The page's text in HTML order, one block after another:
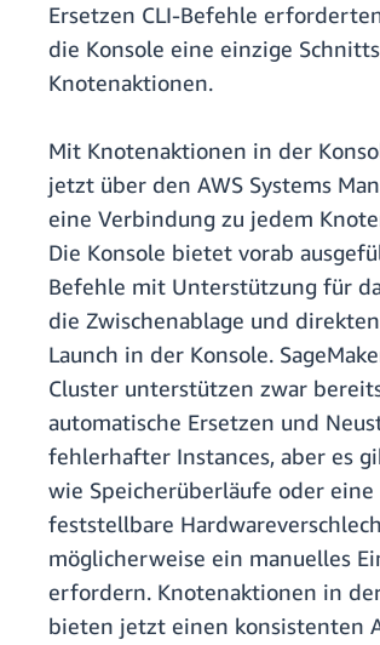
Ersetzen CLI-Befehle
die Konsole eine einzige
Knotenaktionen.
Mit Knotenaktionen in der
jetzt über den AWS Systems
eine Verbindung zu jedem
Die Konsole bietet vorab
Befehle mit Unterstützung für
die Zwischenablage und
Launch in der Konsole.
Cluster unterstützen zwar
automatische Ersetzen und
fehlerhafter Instances, aber es
wie Speicherüberläufe oder
feststellbare
möglicherweise ein manuelles
erfordern. Knotenaktionen in
bieten jetzt einen konsistenten